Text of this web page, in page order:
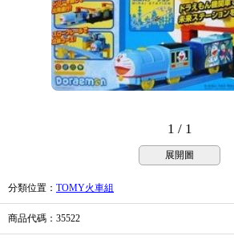
1 / 1
展開圖
分類位置 ： TOMY火車組
商品代碼 ：35522